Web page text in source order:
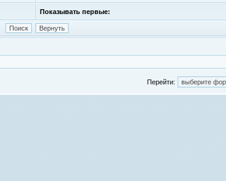
Показывать первые:
Перейти: